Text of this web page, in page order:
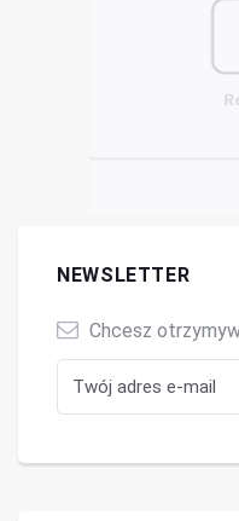
NEWSLETTER
Chcesz